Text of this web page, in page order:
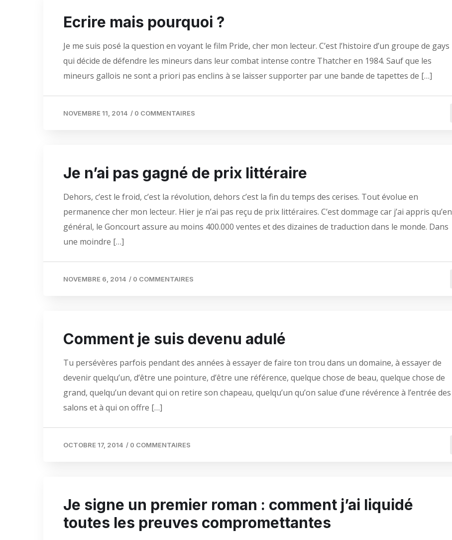
Ecrire mais pourquoi ?
Je me suis posé la question en voyant le film Pride, cher mon lecteur. C’est l’histoire d’un groupe de gays
qui décide de défendre les mineurs dans leur combat intense contre Thatcher en 1984. Sauf que les
mineurs gallois ne sont a priori pas enclins à se laisser supporter par une bande de tapettes de […]
NOVEMBRE 11, 2014 / 0 COMMENTAIRES
Je n’ai pas gagné de prix littéraire
Dehors, c’est le froid, c’est la révolution, dehors c’est la fin du temps des cerises. Tout évolue en
permanence cher mon lecteur. Hier je n’ai pas reçu de prix littéraires. C’est dommage car j’ai appris qu’en
général, le Goncourt assure au moins 400.000 ventes et des dizaines de traduction dans le monde. Dans
une moindre […]
NOVEMBRE 6, 2014 / 0 COMMENTAIRES
Comment je suis devenu adulé
Tu persévères parfois pendant des années à essayer de faire ton trou dans un domaine, à essayer de
devenir quelqu’un, d’être une pointure, d’être une référence, quelque chose de beau, quelque chose de
grand, quelqu’un devant qui on retire son chapeau, quelqu’un qu’on salue d’une révérence à l’entrée des
salons et à qui on offre […]
OCTOBRE 17, 2014 / 0 COMMENTAIRES
Je signe un premier roman : comment j’ai liquidé
toutes les preuves compromettantes